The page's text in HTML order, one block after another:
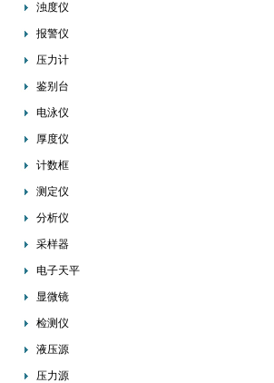
浊度仪
报警仪
压力计
鉴别台
电泳仪
厚度仪
计数框
测定仪
分析仪
采样器
电子天平
显微镜
检测仪
液压源
压力源